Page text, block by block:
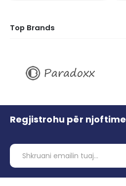
Top Brands
Regjistrohu për njoftime